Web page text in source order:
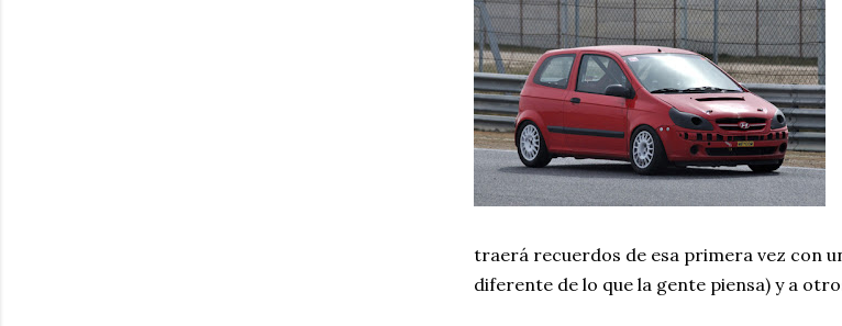
traerá recuerdos de esa primera vez con
diferente de lo que la gente piensa) y a